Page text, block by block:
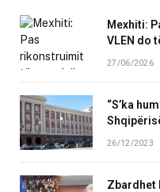
Mexhiti:
VLEN do
27/06/2026
“S’ka
26/12/2023
Zbardhet